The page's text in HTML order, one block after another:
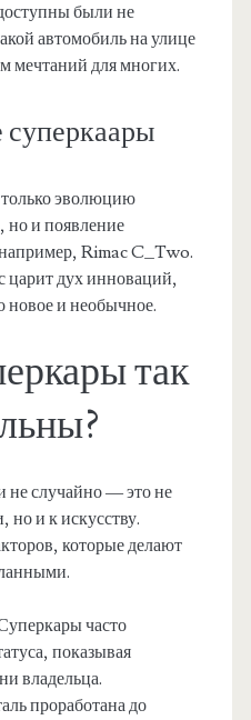
были не
автомобиль на улице
мечтаний для многих.
эволюцию
но и появление
Rimac C_Two.
царит дух инноваций,
новое и необычное.
так
не случайно — это не
но и к искусству.
которые делают
часто
показывая
владельца.
проработана до